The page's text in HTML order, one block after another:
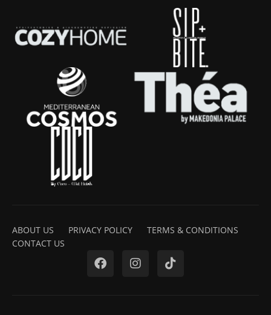
ABOUT US PRIVACY POLICY
TERMS & CONDITIONS
CONTACT US